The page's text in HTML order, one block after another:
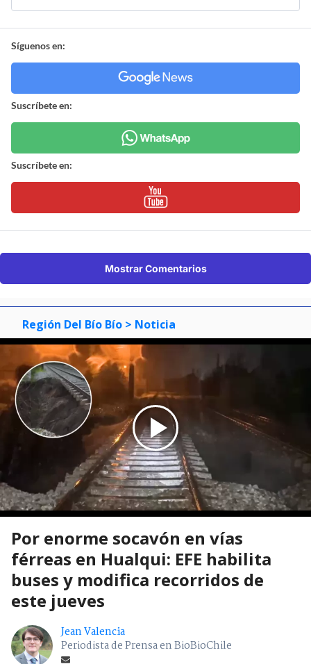
Síguenos en:
Suscríbete en:
Suscríbete en:
Mostrar Comentarios
Región Del Bío Bío > Noticia
Por enorme socavón en vías
férreas en Hualqui: EFE habilita
buses y modifica recorridos de
este jueves
Jean Valencia
Periodista de Prensa en BioBioChile